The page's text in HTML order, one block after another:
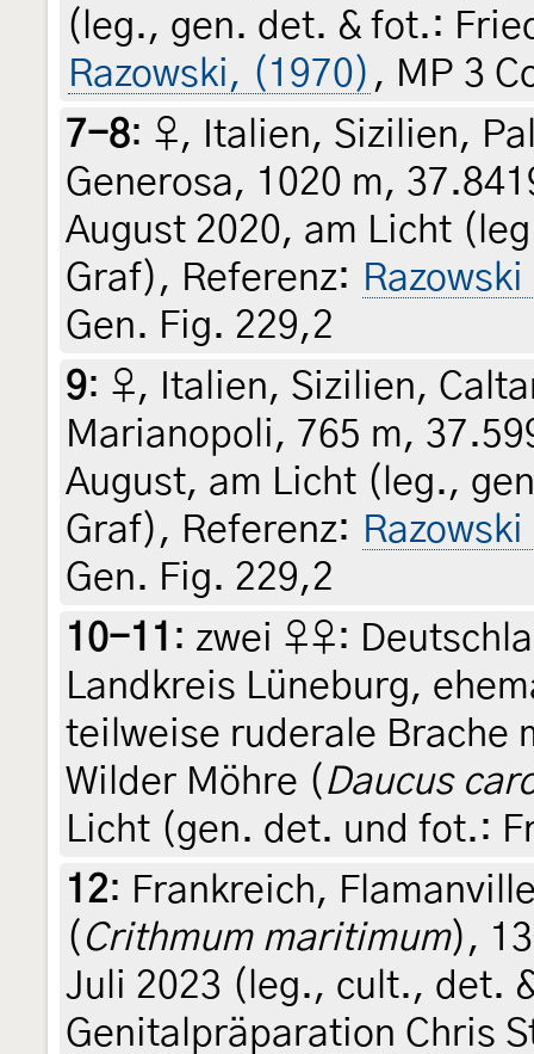
(leg., gen. det. & fot.:
Razowski, (1970) , MP 3
7-8: ♀, Italien, Sizilien,
Generosa, 1020 m,
August 2020, am Licht
Graf), Referenz:
Gen. Fig. 229,2
9: ♀, Italien, Sizilien,
Marianopoli, 765 m,
August, am Licht (leg.,
Graf), Referenz:
Gen. Fig. 229,2
10-11 : zwei ♀♀:
Landkreis Lüneburg,
teilweise ruderale Brache
Wilder Möhre ( Daucus
Licht (gen. det. und fot.:
12: Frankreich,
( Crithmum maritimum),
Juli 2023 (leg., cult., det.
Genitalpräparation Chris